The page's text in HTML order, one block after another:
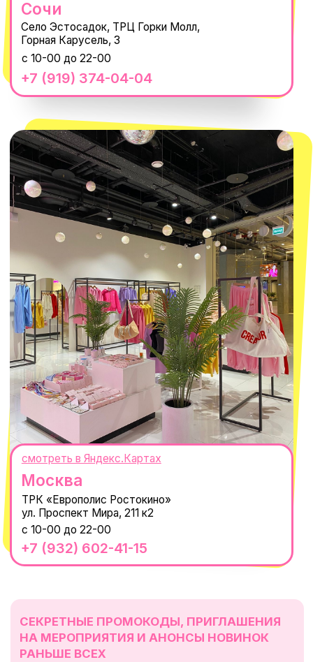
ИП Проворный Алексей Алексеевич
ИНН 667114098580
ОГРНИП 320665800076581
Telegram
WhatsApp
8 800 550-06-92
macrocosm_store@mail.ru
КОНТАКТЫ
Оплата долями
Size guide
Обмен и возврат
Доставка и оплата
ПОКУПАТЕЛЯМ
Вакансии
Реквизиты
Магазины
Наши путешествия
Наши проекты
Новости
Каталог
О КОМПАНИИ
© 2021-2025 Macrocosm ®
Нажимая "Подписаться", вы соглашаетесь с
сообщений
ПОДПИСАТЬСЯ
MACROCOSM
14'000+ подписчиков в нашем Telegram-канале
Оферта
Пользовательское соглашение
Политика обработки персональных